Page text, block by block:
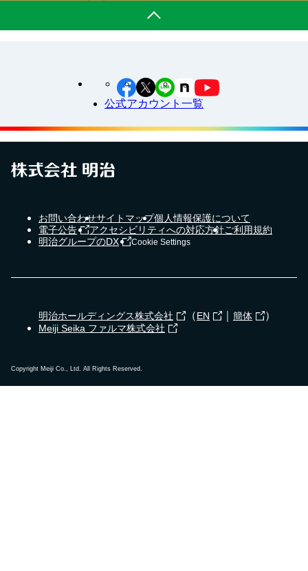
公式アカウント一覧
お問い合わせサイトマップ個人情報保護について
電子公告
アクセシビリティへの対応方針ご利用規約
明治グループのDX
Cookie Settings
明治ホールディングス株式会社 （EN 簡体 ）
Meiji Seika ファルマ株式会社
Copyright Meiji Co., Ltd. All Rights Reserved.